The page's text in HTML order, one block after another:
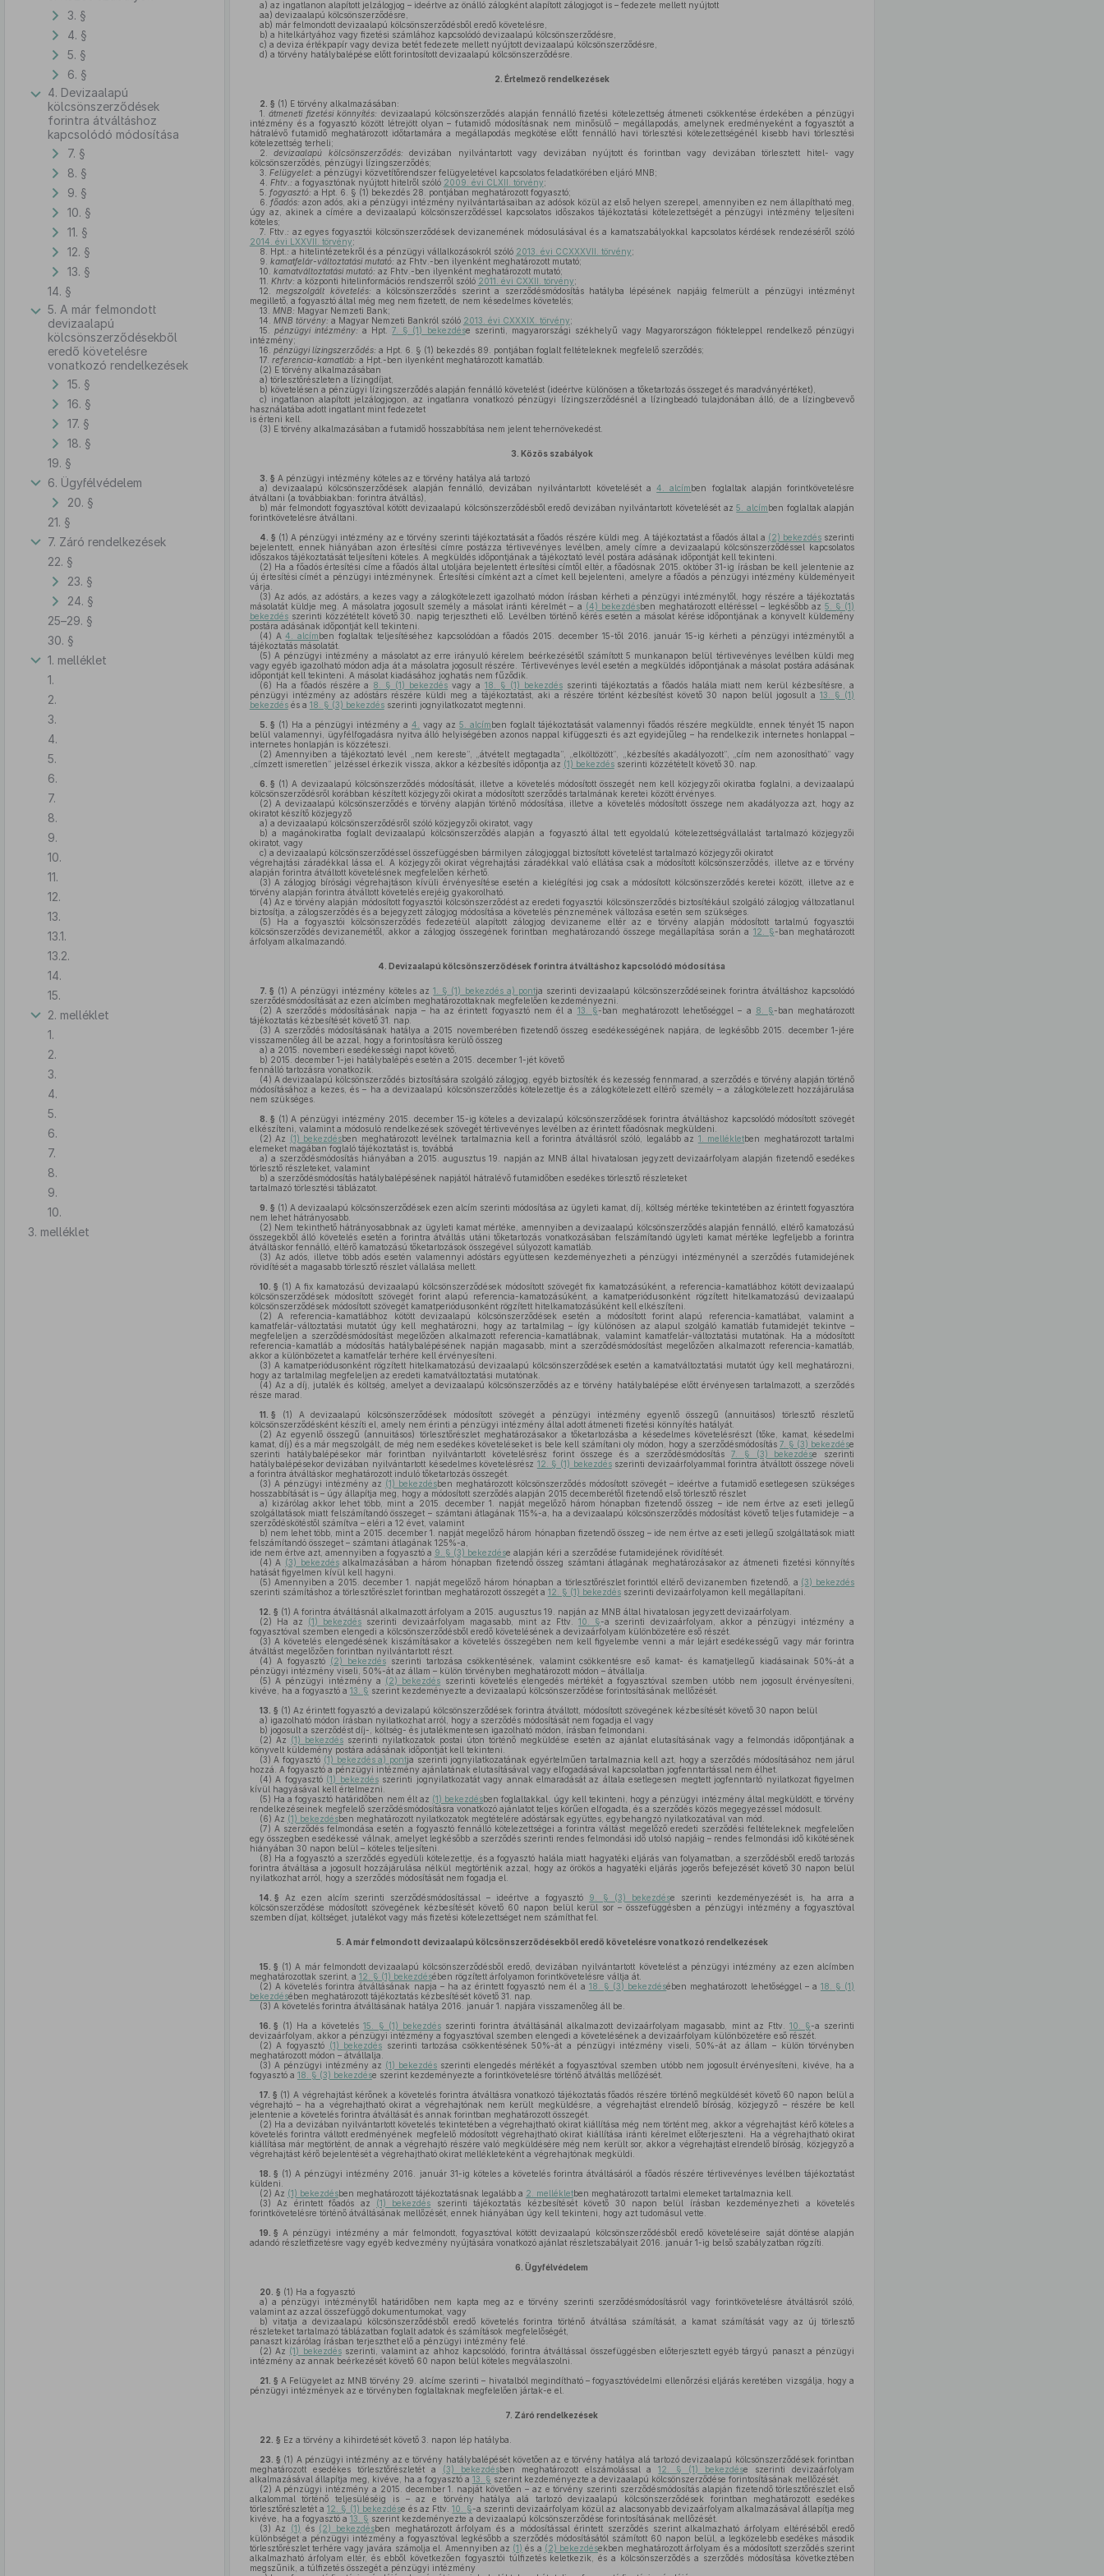
3. §
4. §
5. §
6. §
4. Devizaalapú
kölcsönszerződések
forintra átváltáshoz
kapcsolódó módosítása
7. §
8. §
9. §
10. §
11. §
12. §
13. §
14. §
5. A már felmondott
devizaalapú
kölcsönszerződésekből
eredő követelésre
vonatkozó rendelkezések
15. §
16. §
17. §
18. §
19. §
6. Ügyfélvédelem
20. §
21. §
7. Záró rendelkezések
22. §
23. §
24. §
25–29. §
30. §
1. melléklet
1.
2.
3.
4.
5.
6.
7.
8.
9.
10.
11.
12.
13.
13.1.
13.2.
14.
15.
2. melléklet
1.
2.
3.
4.
5.
6.
7.
8.
9.
10.
3. melléklet
a) az ingatlanon alapított jelzálogjog – ideértve az önálló zálogként alapított zálogjogot is – fedezete mellett nyújtott
aa) devizaalapú kölcsönszerződésre,
ab) már felmondott devizaalapú kölcsönszerződésből eredő követelésre,
b) a hitelkártyához vagy fizetési számlához kapcsolódó devizaalapú kölcsönszerződésre,
c) a deviza értékpapír vagy deviza betét fedezete mellett nyújtott devizaalapú kölcsönszerződésre,
d) a törvény hatálybalépése előtt forintosított devizaalapú kölcsönszerződésre.
2. Értelmező rendelkezések
2. § (1) E törvény alkalmazásában:
1.
átmeneti fizetési könnyítés: devizaalapú kölcsönszerződés alapján fennálló fizetési kötelezettség átmeneti csökkentése érdekében a pénzügyi
intézmény és a fogyasztó között létrejött olyan – futamidő módosításnak nem minősülő – megállapodás, amelynek eredményeként a fogyasztót a
hátralévő futamidő meghatározott időtartamára a megállapodás megkötése előtt fennálló havi törlesztési kötelezettségénél kisebb havi törlesztési
kötelezettség terheli;
2.
devizaalapú kölcsönszerződés: devizában nyilvántartott vagy devizában nyújtott és forintban vagy devizában törlesztett hitel- vagy
kölcsönszerződés, pénzügyi lízingszerződés;
3. Felügyelet: a pénzügyi közvetítőrendszer felügyeletével kapcsolatos feladatkörében eljáró MNB;
4. Fhtv.: a fogyasztónak nyújtott hitelről szóló 2009. évi CLXII. törvény;
5. fogyasztó: a Hpt. 6. § (1) bekezdés 28. pontjában meghatározott fogyasztó;
6. főadós: azon adós, aki a pénzügyi intézmény nyilvántartásaiban az adósok közül az első helyen szerepel, amennyiben ez nem állapítható meg,
úgy az, akinek a címére a devizaalapú kölcsönszerződéssel kapcsolatos időszakos tájékoztatási kötelezettségét a pénzügyi intézmény teljesíteni
köteles;
7.
Fttv. : az egyes fogyasztói kölcsönszerződések devizanemének módosulásával és a kamatszabályokkal kapcsolatos kérdések rendezéséről szóló
2014. évi LXXVII. törvény;
8.
Hpt. : a hitelintézetekről és a pénzügyi vállalkozásokról szóló 2013. évi CCXXXVII. törvény;
9. kamatfelár-változtatási mutató: az Fhtv.-ben ilyenként meghatározott mutató;
10. kamatváltoztatási mutató: az Fhtv.-ben ilyenként meghatározott mutató;
11. Khrtv: a központi hitelinformációs rendszerről szóló 2011. évi CXXII. törvény;
12.
megszolgált követelés: a kölcsönszerződés szerint a szerződésmódosítás hatályba lépésének napjáig felmerült a pénzügyi intézményt
megillető, a fogyasztó által még meg nem fizetett, de nem késedelmes követelés;
13. MNB: Magyar Nemzeti Bank;
14. MNB törvény: a Magyar Nemzeti Bankról szóló 2013. évi CXXXIX. törvény;
15.
pénzügyi intézmény: a Hpt.7. § (1) bekezdése szerinti, magyarországi székhelyű vagy Magyarországon fiókteleppel rendelkező pénzügyi
intézmény;
16. pénzügyi lízingszerződés: a Hpt. 6. § (1) bekezdés 89. pontjában foglalt feltételeknek megfelelő szerződés;
17. referencia-kamatláb: a Hpt.-ben ilyenként meghatározott kamatláb.
(2) E törvény alkalmazásában
a) törlesztőrészleten a lízingdíjat,
b) követelésen a pénzügyi lízingszerződés alapján fennálló követelést (ideértve különösen a tőketartozás összeget és maradványértéket),
c) ingatlanon alapított jelzálogjogon, az ingatlanra vonatkozó pénzügyi lízingszerződésnél a lízingbeadó tulajdonában álló, de a lízingbevevő
használatába adott ingatlant mint fedezetet
is érteni kell.
(3) E törvény alkalmazásában a futamidő hosszabbítása nem jelent tehernövekedést.
3. Közös szabályok
3. § A pénzügyi intézmény köteles az e törvény hatálya alá tartozó
a) devizaalapú kölcsönszerződések alapján fennálló, devizában nyilvántartott követelését a4. alcímben foglaltak alapján forintkövetelésre
átváltani (a továbbiakban: forintra átváltás),
b) már felmondott fogyasztóval kötött devizaalapú kölcsönszerződésből eredő devizában nyilvántartott követelését az5. alcímben foglaltak alapján
forintkövetelésre átváltani.
4. § (1) A pénzügyi intézmény az e törvény szerinti tájékoztatását a főadós részére küldi meg. A tájékoztatást a főadós által a (2) bekezdés szerinti
bejelentett, ennek hiányában azon értesítési címre postázza tértivevényes levélben, amely címre a devizaalapú kölcsönszerződéssel kapcsolatos
időszakos tájékoztatását teljesíteni köteles. A megküldés időpontjának a tájékoztató levél postára adásának időpontját kell tekinteni.
(2) Ha a főadós értesítési címe a főadós által utoljára bejelentett értesítési címtől eltér, a főadósnak 2015. október 31-ig írásban be kell jelentenie az
új értesítési címét a pénzügyi intézménynek. Értesítési címként azt a címet kell bejelenteni, amelyre a főadós a pénzügyi intézmény küldeményeit
várja.
(3) Az adós, az adóstárs, a kezes vagy a zálogkötelezett igazolható módon írásban kérheti a pénzügyi intézménytől, hogy részére a tájékoztatás
másolatát küldje meg. A másolatra jogosult személy a másolat iránti kérelmét – a (4) bekezdésben meghatározott eltéréssel – legkésőbb az5. § (1)
bekezdésszerinti közzétételt követő 30. napig terjesztheti elő. Levélben történő kérés esetén a másolat kérése időpontjának a könyvelt küldemény
postára adásának időpontját kell tekinteni.
(4) A4. alcímben foglaltak teljesítéséhez kapcsolódóan a főadós 2015. december 15-től 2016. január 15-ig kérheti a pénzügyi intézménytől a
tájékoztatás másolatát.
(5) A pénzügyi intézmény a másolatot az erre irányuló kérelem beérkezésétől számított 5 munkanapon belül tértivevényes levélben küldi meg
vagy egyéb igazolható módon adja át a másolatra jogosult részére. Tértivevényes levél esetén a megküldés időpontjának a másolat postára adásának
időpontját kell tekinteni. A másolat kiadásához joghatás nem fűződik.
(6) Ha a főadós részére a 8. § (1) bekezdés vagy a18. § (1) bekezdésszerinti tájékoztatás a főadós halála miatt nem kerül kézbesítésre, a
pénzügyi intézmény az adóstárs részére küldi meg a tájékoztatást, aki a részére történt kézbesítést követő 30 napon belül jogosult a 13. § (1)
bekezdésés a 18. § (3) bekezdésszerinti jognyilatkozatot megtenni.
5. § (1) Ha a pénzügyi intézmény a 4. vagy az5. alcímben foglalt tájékoztatását valamennyi főadós részére megküldte, ennek tényét 15 napon
belül valamennyi, ügyfélfogadásra nyitva álló helyiségében azonos nappal kifüggeszti és azt egyidejűleg – ha rendelkezik internetes honlappal –
internetes honlapján is közzéteszi.
(2) Amennyiben a tájékoztató levél „nem kereste”, „átvételt megtagadta”, „elköltözött”, „kézbesítés akadályozott”, „cím nem azonosítható” vagy
„címzett ismeretlen” jelzéssel érkezik vissza, akkor a kézbesítés időpontja az (1) bekezdésszerinti közzétételt követő 30. nap.
6. § (1) A devizaalapú kölcsönszerződés módosítását, illetve a követelés módosított összegét nem kell közjegyzői okiratba foglalni, a devizaalapú
kölcsönszerződésről korábban készített közjegyzői okirat a módosított szerződés tartalmának keretei között érvényes.
(2) A devizaalapú kölcsönszerződés e törvény alapján történő módosítása, illetve a követelés módosított összege nem akadályozza azt, hogy az
okiratot készítő közjegyző
a) a devizaalapú kölcsönszerződésről szóló közjegyzői okiratot, vagy
b) a magánokiratba foglalt devizaalapú kölcsönszerződés alapján a fogyasztó által tett egyoldalú kötelezettségvállalást tartalmazó közjegyzői
okiratot, vagy
c) a devizaalapú kölcsönszerződéssel összefüggésben bármilyen zálogjoggal biztosított követelést tartalmazó közjegyzői okiratot
végrehajtási záradékkal lássa el. A közjegyzői okirat végrehajtási záradékkal való ellátása csak a módosított kölcsönszerződés, illetve az e törvény
alapján forintra átváltott követelésnek megfelelően kérhető.
(3) A zálogjog bírósági végrehajtáson kívüli érvényesítése esetén a kielégítési jog csak a módosított kölcsönszerződés keretei között, illetve az e
törvény alapján forintra átváltott követelés erejéig gyakorolható.
(4) Az e törvény alapján módosított fogyasztói kölcsönszerződést az eredeti fogyasztói kölcsönszerződés biztosítékául szolgáló zálogjog változatlanul
biztosítja, a zálogszerződés és a bejegyzett zálogjog módosítása a követelés pénznemének változása esetén sem szükséges.
(5) Ha a fogyasztói kölcsönszerződés fedezetéül alapított zálogjog devizaneme eltér az e törvény alapján módosított tartalmú fogyasztói
kölcsönszerződés devizanemétől, akkor a zálogjog összegének forintban meghatározandó összege megállapítása során a 12. §-ban meghatározott
árfolyam alkalmazandó.
4. Devizaalapú kölcsönszerződések forintra átváltáshoz kapcsolódó módosítása
7. § (1) A pénzügyi intézmény köteles az1. § (1) bekezdés a) pontja szerinti devizaalapú kölcsönszerződéseinek forintra átváltáshoz kapcsolódó
szerződésmódosítását az ezen alcímben meghatározottaknak megfelelően kezdeményezni.
(2) A szerződés módosításának napja – ha az érintett fogyasztó nem él a 13. §-ban meghatározott lehetőséggel – a 8. §-ban meghatározott
tájékoztatás kézbesítését követő 31. nap.
(3) A szerződés módosításának hatálya a 2015 novemberében fizetendő összeg esedékességének napjára, de legkésőbb 2015. december 1-jére
visszamenőleg áll be azzal, hogy a forintosításra kerülő összeg
a) a 2015. novemberi esedékességi napot követő,
b) 2015. december 1-jei hatálybalépés esetén a 2015. december 1-jét követő
fennálló tartozásra vonatkozik.
(4) A devizaalapú kölcsönszerződés biztosítására szolgáló zálogjog, egyéb biztosíték és kezesség fennmarad, a szerződés e törvény alapján történő
módosításához a kezes, és – ha a devizaalapú kölcsönszerződés kötelezettje és a zálogkötelezett eltérő személy – a zálogkötelezett hozzájárulása
nem szükséges.
8. § (1) A pénzügyi intézmény 2015. december 15-ig köteles a devizalapú kölcsönszerződések forintra átváltáshoz kapcsolódó módosított szövegét
elkészíteni, valamint a módosuló rendelkezések szövegét tértivevényes levélben az érintett főadósnak megküldeni.
(2) Az (1) bekezdésben meghatározott levélnek tartalmaznia kell a forintra átváltásról szóló, legalább az 1. mellékletben meghatározott tartalmi
elemeket magában foglaló tájékoztatást is, továbbá
a) a szerződésmódosítás hiányában a 2015. augusztus 19. napján az MNB által hivatalosan jegyzett devizaárfolyam alapján fizetendő esedékes
törlesztő részleteket, valamint
b) a szerződésmódosítás hatálybalépésének napjától hátralévő futamidőben esedékes törlesztő részleteket
tartalmazó törlesztési táblázatot.
9. § (1) A devizaalapú kölcsönszerződések ezen alcím szerinti módosítása az ügyleti kamat, díj, költség mértéke tekintetében az érintett fogyasztóra
nem lehet hátrányosabb.
(2) Nem tekinthető hátrányosabbnak az ügyleti kamat mértéke, amennyiben a devizaalapú kölcsönszerződés alapján fennálló, eltérő kamatozású
összegekből álló követelés esetén a forintra átváltás utáni tőketartozás vonatkozásában felszámítandó ügyleti kamat mértéke legfeljebb a forintra
átváltáskor fennálló, eltérő kamatozású tőketartozások összegével súlyozott kamatláb.
(3) Az adós, illetve több adós esetén valamennyi adóstárs együttesen kezdeményezheti a pénzügyi intézménynél a szerződés futamidejének
rövidítését a magasabb törlesztő részlet vállalása mellett.
10. § (1) A fix kamatozású devizaalapú kölcsönszerződések módosított szövegét fix kamatozásúként, a referencia-kamatlábhoz kötött devizaalapú
kölcsönszerződések módosított szövegét forint alapú referencia-kamatozásúként, a kamatperiódusonként rögzített hitelkamatozású devizaalapú
kölcsönszerződések módosított szövegét kamatperiódusonként rögzített hitelkamatozásúként kell elkészíteni.
(2) A referencia-kamatlábhoz kötött devizaalapú kölcsönszerződések esetén a módosított forint alapú referencia-kamatlábat, valamint a
kamatfelár-változtatási mutatót úgy kell meghatározni, hogy az tartalmilag – így különösen az alapul szolgáló kamatláb futamidejét tekintve –
megfeleljen a szerződésmódosítást megelőzően alkalmazott referencia-kamatlábnak, valamint kamatfelár-változtatási mutatónak. Ha a módosított
referencia-kamatláb a módosítás hatálybalépésének napján magasabb, mint a szerződésmódosítást megelőzően alkalmazott referencia-kamatláb,
akkor a különbözetet a kamatfelár terhére kell érvényesíteni.
(3) A kamatperiódusonként rögzített hitelkamatozású devizaalapú kölcsönszerződések esetén a kamatváltoztatási mutatót úgy kell meghatározni,
hogy az tartalmilag megfeleljen az eredeti kamatváltoztatási mutatónak.
(4) Az a díj, jutalék és költség, amelyet a devizaalapú kölcsönszerződés az e törvény hatálybalépése előtt érvényesen tartalmazott, a szerződés
része marad.
11. § (1) A devizaalapú kölcsönszerződések módosított szövegét a pénzügyi intézmény egyenlő összegű (annuitásos) törlesztő részletű
kölcsönszerződésként készíti el, amely nem érinti a pénzügyi intézmény által adott átmeneti fizetési könnyítés hatályát.
(2) Az egyenlő összegű (annuitásos) törlesztőrészlet meghatározásakor a tőketartozásba a késedelmes követelésrészt (tőke, kamat, késedelmi
kamat, díj) és a már megszolgált, de még nem esedékes követeléseket is bele kell számítani oly módon, hogy a szerződésmódosítás7. § (3) bekezdése
szerinti hatálybalépésekor már forintban nyilvántartott követelésrész forint összege és a szerződésmódosítás7. § (3) bekezdése szerinti
hatálybalépésekor devizában nyilvántartott késedelmes követelésrész 12. § (1) bekezdésszerinti devizaárfolyammal forintra átváltott összege növeli
a forintra átváltáskor meghatározott induló tőketartozás összegét.
(3) A pénzügyi intézmény az (1) bekezdésben meghatározott kölcsönszerződés módosított szövegét – ideértve a futamidő esetlegesen szükséges
hosszabbítását is – úgy állapítja meg, hogy a módosított szerződés alapján 2015 decemberétől fizetendő első törlesztő részlet
a) kizárólag akkor lehet több, mint a 2015. december 1. napját megelőző három hónapban fizetendő összeg – ide nem értve az eseti jellegű
szolgáltatások miatt felszámítandó összeget – számtani átlagának 115%-a, ha a devizaalapú kölcsönszerződés módosítást követő teljes futamideje – a
szerződéskötéstől számítva – eléri a 12 évet, valamint
b) nem lehet több, mint a 2015. december 1. napját megelőző három hónapban fizetendő összeg – ide nem értve az eseti jellegű szolgáltatások miatt
felszámítandó összeget – számtani átlagának 125%-a,
ide nem értve azt, amennyiben a fogyasztó a 9. § (3) bekezdése alapján kéri a szerződése futamidejének rövidítését.
(4) A (3) bekezdésalkalmazásában a három hónapban fizetendő összeg számtani átlagának meghatározásakor az átmeneti fizetési könnyítés
hatását figyelmen kívül kell hagyni.
(5) Amennyiben a 2015. december 1. napját megelőző három hónapban a törlesztőrészlet forinttól eltérő devizanemben fizetendő, a (3) bekezdés
szerinti számításhoz a törlesztőrészlet forintban meghatározott összegét a 12. § (1) bekezdésszerinti devizaárfolyamon kell megállapítani.
12. § (1) A forintra átváltásnál alkalmazott árfolyam a 2015. augusztus 19. napján az MNB által hivatalosan jegyzett devizaárfolyam.
(2) Ha az (1) bekezdés szerinti devizaárfolyam magasabb, mint az Fttv.10. §-a szerinti devizaárfolyam, akkor a pénzügyi intézmény a
fogyasztóval szemben elengedi a kölcsönszerződésből eredő követelésének a devizaárfolyam különbözetére eső részét.
(3) A követelés elengedésének kiszámításakor a követelés összegében nem kell figyelembe venni a már lejárt esedékességű vagy már forintra
átváltást megelőzően forintban nyilvántartott részt.
(4) A fogyasztó (2) bekezdésszerinti tartozása csökkentésének, valamint csökkentésre eső kamat- és kamatjellegű kiadásainak 50%-át a
pénzügyi intézmény viseli, 50%-át az állam – külön törvényben meghatározott módon – átvállalja.
(5) A pénzügyi intézmény a (2) bekezdés szerinti követelés elengedés mértékét a fogyasztóval szemben utóbb nem jogosult érvényesíteni,
kivéve, ha a fogyasztó a 13. § szerint kezdeményezte a devizaalapú kölcsönszerződése forintosításának mellőzését.
13. § (1) Az érintett fogyasztó a devizalapú kölcsönszerződések forintra átváltott, módosított szövegének kézbesítését követő 30 napon belül
a) igazolható módon írásban nyilatkozhat arról, hogy a szerződés módosítását nem fogadja el vagy
b) jogosult a szerződést díj-, költség- és jutalékmentesen igazolható módon, írásban felmondani.
(2) Az (1) bekezdés szerinti nyilatkozatok postai úton történő megküldése esetén az ajánlat elutasításának vagy a felmondás időpontjának a
könyvelt küldemény postára adásának időpontját kell tekinteni.
(3) A fogyasztó (1) bekezdés a) pontja szerinti jognyilatkozatának egyértelműen tartalmaznia kell azt, hogy a szerződés módosításához nem járul
hozzá. A fogyasztó a pénzügyi intézmény ajánlatának elutasításával vagy elfogadásával kapcsolatban jogfenntartással nem élhet.
(4) A fogyasztó (1) bekezdésszerinti jognyilatkozatát vagy annak elmaradását az általa esetlegesen megtett jogfenntartó nyilatkozat figyelmen
kívül hagyásával kell értelmezni.
(5) Ha a fogyasztó határidőben nem élt az (1) bekezdésben foglaltakkal, úgy kell tekinteni, hogy a pénzügyi intézmény által megküldött, e törvény
rendelkezéseinek megfelelő szerződésmódosításra vonatkozó ajánlatot teljes körűen elfogadta, és a szerződés közös megegyezéssel módosult.
(6) Az (1) bekezdésben meghatározott nyilatkozatok megtételére adóstársak együttes, egybehangzó nyilatkozatával van mód.
(7) A szerződés felmondása esetén a fogyasztó fennálló kötelezettségei a forintra váltást megelőző eredeti szerződési feltételeknek megfelelően
egy összegben esedékessé válnak, amelyet legkésőbb a szerződés szerinti rendes felmondási idő utolsó napjáig – rendes felmondási idő kikötésének
hiányában 30 napon belül – köteles teljesíteni.
(8) Ha a fogyasztó a szerződés egyedüli kötelezettje, és a fogyasztó halála miatt hagyatéki eljárás van folyamatban, a szerződésből eredő tartozás
forintra átváltása a jogosult hozzájárulása nélkül megtörténik azzal, hogy az örökös a hagyatéki eljárás jogerős befejezését követő 30 napon belül
nyilatkozhat arról, hogy a szerződés módosítását nem fogadja el.
14. § Az ezen alcím szerinti szerződésmódosítással – ideértve a fogyasztó 9. § (3) bekezdése szerinti kezdeményezését is, ha arra a
kölcsönszerződése módosított szövegének kézbesítését követő 60 napon belül kerül sor – összefüggésben a pénzügyi intézmény a fogyasztóval
szemben díjat, költséget, jutalékot vagy más fizetési kötelezettséget nem számíthat fel.
5. A már felmondott devizaalapú kölcsönszerződésekből eredő követelésre vonatkozó rendelkezések
15. § (1) A már felmondott devizaalapú kölcsönszerződésből eredő, devizában nyilvántartott követelést a pénzügyi intézmény az ezen alcímben
meghatározottak szerint, a 12. § (1) bekezdésében rögzített árfolyamon forintkövetelésre váltja át.
(2) A követelés forintra átváltásának napja – ha az érintett fogyasztó nem él a 18. § (3) bekezdésében meghatározott lehetőséggel – a 18. § (1)
bekezdésében meghatározott tájékoztatás kézbesítését követő 31. nap.
(3) A követelés forintra átváltásának hatálya 2016. január 1. napjára visszamenőleg áll be.
16. § (1) Ha a követelés15. § (1) bekezdésszerinti forintra átváltásánál alkalmazott devizaárfolyam magasabb, mint az Fttv. 10. §-a szerinti
devizaárfolyam, akkor a pénzügyi intézmény a fogyasztóval szemben elengedi a követelésének a devizaárfolyam különbözetére eső részét.
(2) A fogyasztó (1) bekezdés szerinti tartozása csökkentésének 50%-át a pénzügyi intézmény viseli, 50%-át az állam – külön törvényben
meghatározott módon – átvállalja.
(3) A pénzügyi intézmény az (1) bekezdés szerinti elengedés mértékét a fogyasztóval szemben utóbb nem jogosult érvényesíteni, kivéve, ha a
fogyasztó a 18. § (3) bekezdése szerint kezdeményezte a forintkövetelésre történő átváltás mellőzését.
17. § (1) A végrehajtást kérőnek a követelés forintra átváltásra vonatkozó tájékoztatás főadós részére történő megküldését követő 60 napon belül a
végrehajtó – ha a végrehajtható okirat a végrehajtónak nem került megküldésre, a végrehajtást elrendelő bíróság, közjegyző – részére be kell
jelentenie a követelés forintra átváltását és annak forintban meghatározott összegét.
(2) Ha a devizában nyilvántartott követelés tekintetében a végrehajtható okirat kiállítása még nem történt meg, akkor a végrehajtást kérő köteles a
követelés forintra váltott eredményének megfelelő módosított végrehajtható okirat kiállítása iránti kérelmet előterjeszteni. Ha a végrehajtható okirat
kiállítása már megtörtént, de annak a végrehajtó részére való megküldésére még nem került sor, akkor a végrehajtást elrendelő bíróság, közjegyző a
végrehajtást kérő bejelentését a végrehajtható okirat mellékleteként a végrehajtónak megküldi.
18. § (1) A pénzügyi intézmény 2016. január 31-ig köteles a követelés forintra átváltásáról a főadós részére tértivevényes levélben tájékoztatást
küldeni.
(2) Az (1) bekezdésben meghatározott tájékoztatásnak legalább a 2. mellékletben meghatározott tartalmi elemeket tartalmaznia kell.
(3) Az érintett főadós az (1) bekezdés szerinti tájékoztatás kézbesítését követő 30 napon belül írásban kezdeményezheti a követelés
forintkövetelésre történő átváltásának mellőzését, ennek hiányában úgy kell tekinteni, hogy azt tudomásul vette.
19. § A pénzügyi intézmény a már felmondott, fogyasztóval kötött devizaalapú kölcsönszerződésből eredő követeléseire saját döntése alapján
adandó részletfizetésre vagy egyéb kedvezmény nyújtására vonatkozó ajánlat részletszabályait 2016. január 1-ig belső szabályzatban rögzíti.
6. Ügyfélvédelem
20. § (1) Ha a fogyasztó
a) a pénzügyi intézménytől határidőben nem kapta meg az e törvény szerinti szerződésmódosításról vagy forintkövetelésre átváltásról szóló,
valamint az azzal összefüggő dokumentumokat, vagy
b) vitatja a devizaalapú kölcsönszerződésből eredő követelés forintra történő átváltása számítását, a kamat számítását vagy az új törlesztő
részleteket tartalmazó táblázatban foglalt adatok és számítások megfelelőségét,
panaszt kizárólag írásban terjeszthet elő a pénzügyi intézmény felé.
(2) Az (1) bekezdésszerinti, valamint az ahhoz kapcsolódó, forintra átváltással összefüggésben előterjesztett egyéb tárgyú panaszt a pénzügyi
intézmény az annak beérkezését követő 60 napon belül köteles megválaszolni.
21. § A Felügyelet az MNB törvény 29. alcíme szerinti – hivatalból megindítható – fogyasztóvédelmi ellenőrzési eljárás keretében vizsgálja, hogy a
pénzügyi intézmények az e törvényben foglaltaknak megfelelően jártak-e el.
7. Záró rendelkezések
22. § Ez a törvény a kihirdetését követő 3. napon lép hatályba.
23. § (1) A pénzügyi intézmény az e törvény hatálybalépését követően az e törvény hatálya alá tartozó devizaalapú kölcsönszerződések forintban
meghatározott esedékes törlesztőrészletét a
(3) bekezdésben meghatározott elszámolással a12. § (1) bekezdése szerinti devizaárfolyam
alkalmazásával állapítja meg, kivéve, ha a fogyasztó a 13. § szerint kezdeményezte a devizaalapú kölcsönszerződése forintosításának mellőzését.
(2) A pénzügyi intézmény a 2015. december 1. napját követően – az e törvény szerinti szerződésmódosítás alapján fizetendő törlesztőrészlet első
alkalommal történő teljesüléséig is – az e törvény hatálya alá tartozó devizaalapú kölcsönszerződések forintban meghatározott esedékes
törlesztőrészletét a12. § (1) bekezdése és az Fttv.10. §-a szerinti devizaárfolyam közül az alacsonyabb devizaárfolyam alkalmazásával állapítja meg
kivéve, ha a fogyasztó a 13. § szerint kezdeményezte a devizaalapú kölcsönszerződése forintosításának mellőzését.
(3) Az (1) és (2) bekezdésben meghatározott árfolyam és a módosítással érintett szerződés szerint alkalmazható árfolyam eltéréséből eredő
különbséget a pénzügyi intézmény a fogyasztóval legkésőbb a szerződés módosításától számított 60 napon belül, a legközelebb esedékes második
törlesztőrészlet terhére vagy javára számolja el. Amennyiben az (1) és a (2) bekezdésekben meghatározott árfolyam és a módosított szerződés szerint
alkalmazható árfolyam eltér, és ebből következően fogyasztói túlfizetés keletkezik, és a kölcsönszerződés a szerződés módosítása következtében
megszűnik, a túlfizetés összegét a pénzügyi intézmény